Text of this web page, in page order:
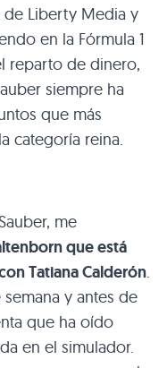
de Liberty Media y
en la Fórmula 1
reparto de dinero,
siempre ha
que más
categoría reina.
me
que está
Tatiana Calderón.
y antes de
que ha oído
en el simulador.